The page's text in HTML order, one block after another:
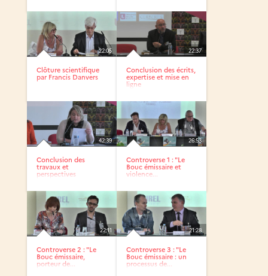
22:05
Clôture scientifique
par Francis Danvers
22:37
Conclusion des écrits,
expertise et mise en
ligne
42:39
Conclusion des
travaux et
perspectives
26:53
Controverse 1 : "Le
Bouc émissaire et
violence...
22:11
Controverse 2 : "Le
Bouc émissaire,
porteur de...
21:28
Controverse 3 : "Le
Bouc émissaire : un
processus de...